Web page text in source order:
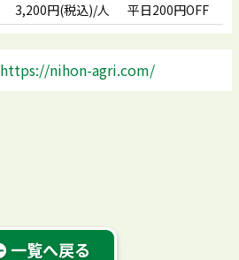
3,200円(税込)/人 平日200円OFF
https://nihon-agri.com/
一覧へ戻る